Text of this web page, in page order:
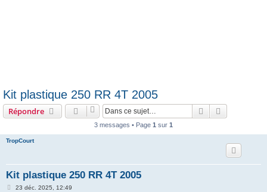
Kit plastique 250 RR 4T 2005
Répondre Rechercher
3 messages • Page 1 sur 1
TropCourt
Kit plastique 250 RR 4T 2005
M23 déc. 2025, 12:49